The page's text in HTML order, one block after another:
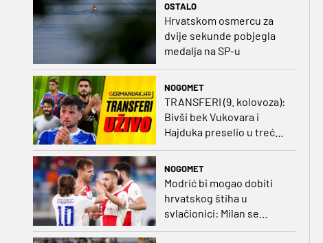
OSTALO
Hrvatskom osmercu za
dvije sekunde pobjegla
medalja na SP-u
NOGOMET
TRANSFERI (9. kolovoza):
Bivši bek Vukovara i
Hajduka preselio u treću
ligu, đakovački 'sin vjetra'
NOGOMET
Modrić bi mogao dobiti
hrvatskog štiha u
svlačionici: Milan se
raspituje za usluge